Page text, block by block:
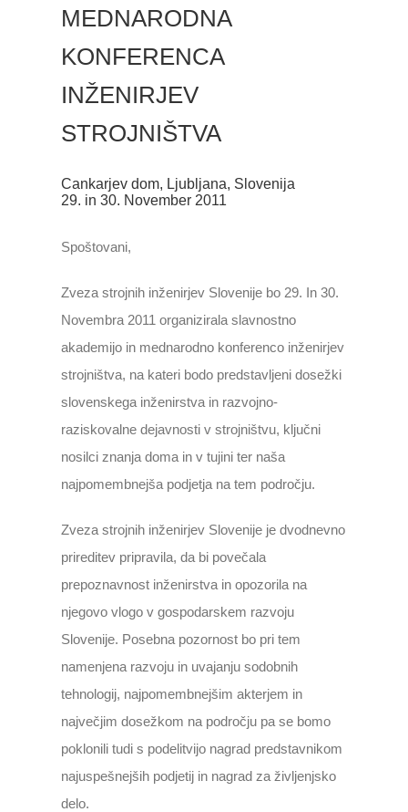
MEDNARODNA
KONFERENCA
INŽENIRJEV
STROJNIŠTVA
Cankarjev dom, Ljubljana, Slovenija
29. in 30. November 2011
Spoštovani,
Zveza strojnih inženirjev Slovenije bo 29. In 30.
Novembra 2011 organizirala slavnostno
akademijo in mednarodno konferenco inženirjev
strojništva, na kateri bodo predstavljeni dosežki
slovenskega inženirstva in razvojno-
raziskovalne dejavnosti v strojništvu, ključni
nosilci znanja doma in v tujini ter naša
najpomembnejša podjetja na tem področju.
Zveza strojnih inženirjev Slovenije je dvodnevno
prireditev pripravila, da bi povečala
prepoznavnost inženirstva in opozorila na
njegovo vlogo v gospodarskem razvoju
Slovenije. Posebna pozornost bo pri tem
namenjena razvoju in uvajanju sodobnih
tehnologij, najpomembnejšim akterjem in
največjim dosežkom na področju pa se bomo
poklonili tudi s podelitvijo nagrad predstavnikom
najuspešnejših podjetij in nagrad za življenjsko
delo.